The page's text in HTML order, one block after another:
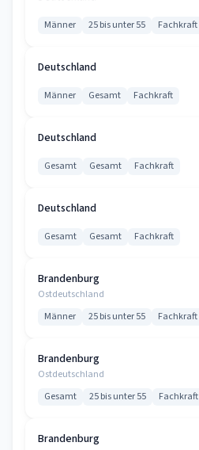
Männer 25 bis unter 55 Fachkraft
Deutschland
Männer Gesamt Fachkraft
Deutschland
Gesamt Gesamt Fachkraft
Deutschland
Gesamt Gesamt Fachkraft
Brandenburg
Ostdeutschland
Männer 25 bis unter 55 Fachkraft
Brandenburg
Ostdeutschland
Gesamt 25 bis unter 55 Fachkraft
Brandenburg